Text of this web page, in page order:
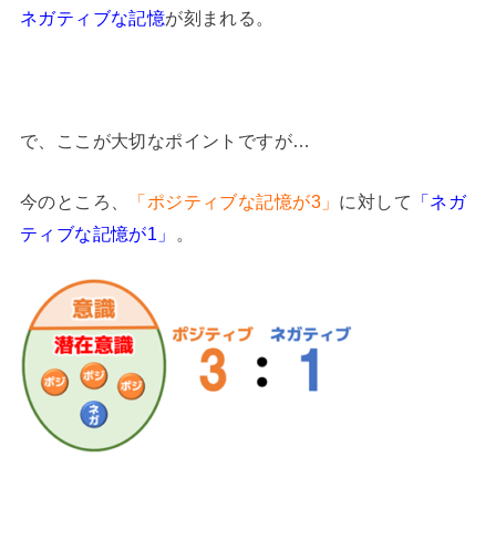
ネガティブな記憶が刻まれる。
で、ここが大切なポイントですが…
今のところ、 「ポジティブな記憶が3」 に対して
「ネガ
ティブな記憶が1」
。